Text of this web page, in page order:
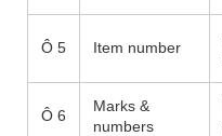
Ô 5 Item number
Ô 6
Marks &
numbers